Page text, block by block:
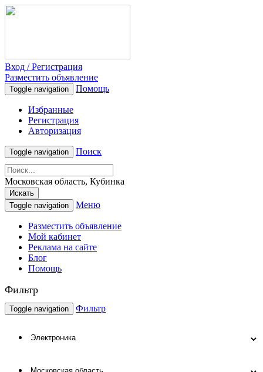
Вход / Регистрация
Разместить объявление
Toggle navigation Помощь
Избранные
Регистрация
Авторизация
Toggle navigation Поиск
Московская область, Кубинка
Искать
Toggle navigation
Меню
Разместить объявление
Мой кабинет
Реклама на сайте
Блог
Помощь
Фильтр
Toggle navigation Фильтр